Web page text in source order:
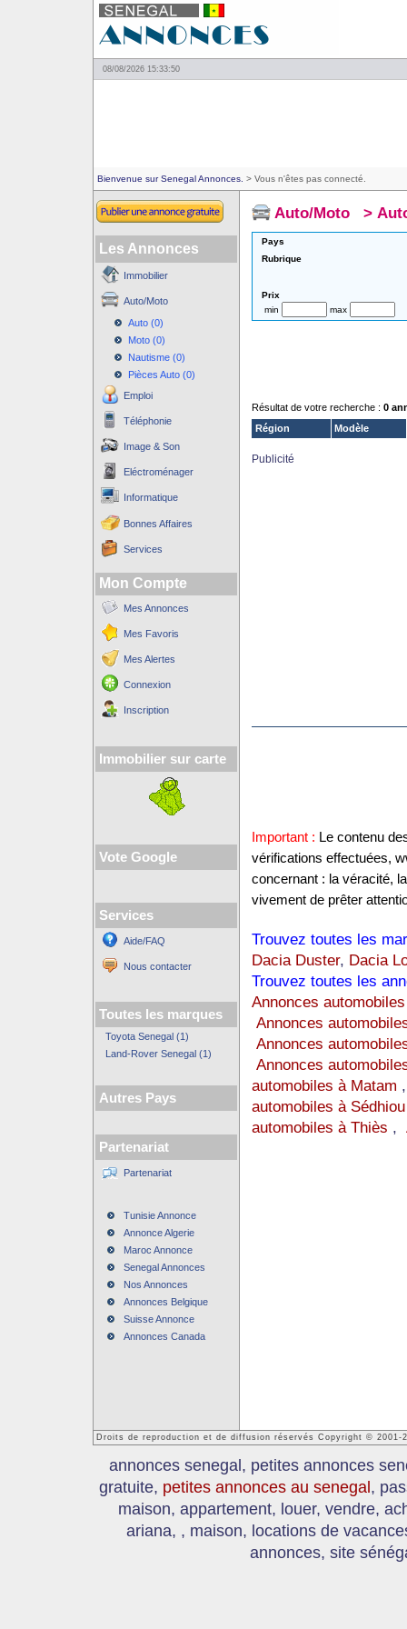
08/08/2026 15:33:50
Bienvenue sur Senegal Annonces. > Vous n'êtes pas connecté.
Les Annonces
Immobilier
Auto/Moto
Auto (0)
Moto (0)
Nautisme (0)
Pièces Auto (0)
Emploi
Téléphonie
Image & Son
Eléctroménager
Informatique
Bonnes Affaires
Services
Mon Compte
Mes Annonces
Mes Favoris
Mes Alertes
Connexion
Inscription
Immobilier sur carte
Vote Google
Services
Aide/FAQ
Nous contacter
Toutes les marques
Toyota Senegal (1)
Land-Rover Senegal (1)
Autres Pays
Partenariat
Partenariat
Tunisie Annonce
Annonce Algerie
Maroc Annonce
Senegal Annonces
Nos Annonces
Annonces Belgique
Suisse Annonce
Annonces Canada
Auto/Moto >
Pays
Rubrique
Prix
min
max
Résultat de votre recherche : 0
Région
Modèle
Publicité
Important : Le contenu
vérifications effectuées,
concernant : la véracité,
vivement de prêter
Trouvez toutes les
Dacia Duster, Dacia
Trouvez toutes les
Annonces
Annonces
Annonces
Annonces
automobiles à Matam
automobiles à Sédhiou
automobiles à Thiès ,
Droits de reproduction et de diffusion réservés Copyright © 2001-
annonces senegal, petites annonces
gratuite, petites annonces au senegal ,
maison, appartement, louer, vendre,
ariana, , maison, locations de
annonces, site